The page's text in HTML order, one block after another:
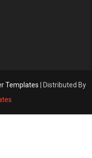
Templates | Distributed By